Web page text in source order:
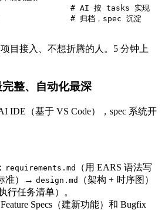
# AI 按 tasks 实现
# 归档，spec 沉淀
目接入、不想折腾的人。5 分钟上
整、自动化最深
IDE（基于 VS Code），spec 系统开
： requirements.md
（用 EARS 语法写
准）→ design.md
（架构 + 时序图）
行任务清单）。
Feature Specs（建新功能）和 Bugfix